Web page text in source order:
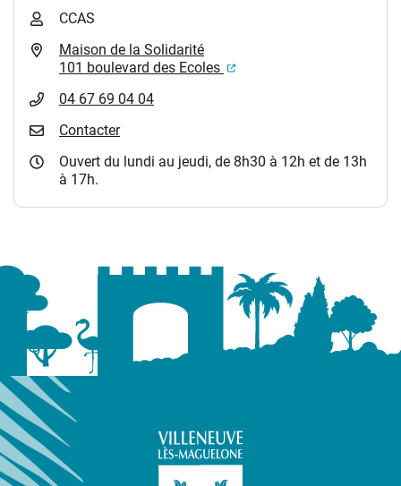
CCAS
Maison de la Solidarité
101 boulevard des Ecoles
(ouverture dans un
04 67 69 04 04
Contacter
Ouvert du lundi au jeudi, de 8h30 à 12h et de 13h
à 17h.